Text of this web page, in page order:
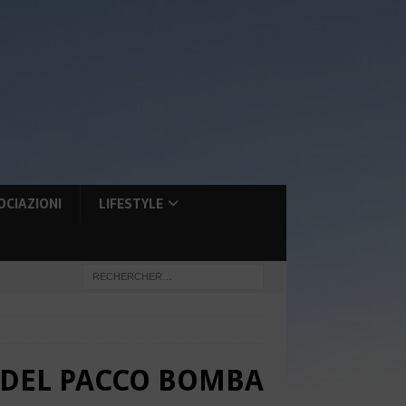
LIFESTYLE
PACCO BOMBA